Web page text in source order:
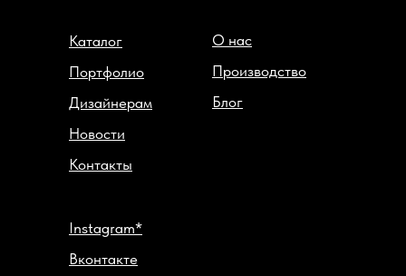
Блог
О нас
Производство
Instagram*
Вконтакте
Контакты
Каталог
Портфолио
Дизайнерам
Новости